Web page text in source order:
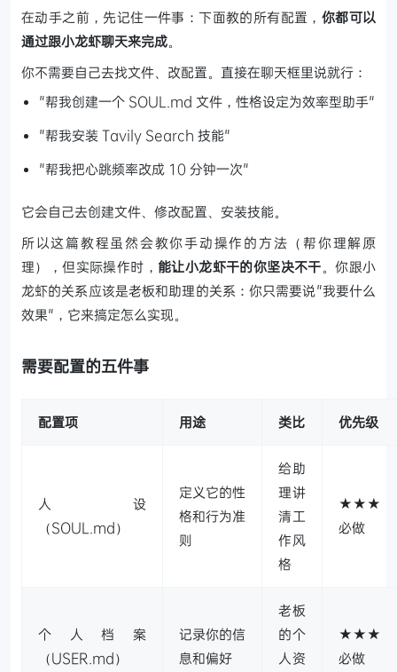
在动手之前，先记住一件事：下面教的所有配置， 你都可以
通过跟小龙虾聊天来完成。
你不需要自己去找文件、改配置。直接在聊天框里说就行：
"帮我创建一个 SOUL.md 文件，性格设定为效率型助手"
"帮我安装 Tavily Search 技能"
"帮我把心跳频率改成 10 分钟一次"
它会自己去创建文件、修改配置、安装技能。
所以这篇教程虽然会教你手动操作的方法（帮你理解原
理），但实际操作时， 能让小龙虾干的你坚决不干。你跟小
龙虾的关系应该是老板和助理的关系：你只需要说"我要什么
效果"，它来搞定怎么实现。
需要配置的五件事
配置项 用途 类比 优先级
人设
（SOUL.md）
定义它的性
格和行为准
则
给助
理讲
清工
作风
格
★★★
必做
个人档案
（USER.md）
记录你的信
息和偏好
老板
的个
人资
★★★
必做